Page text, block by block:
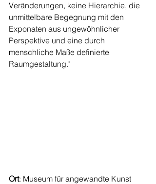
Veränderungen, keine Hierarchie, die
unmittelbare Begegnung mit den
Exponaten aus ungewöhnlicher
Perspektive und eine durch
menschliche Maße definierte
Raumgestaltung."
Ort: Museum für angewandte Kunst